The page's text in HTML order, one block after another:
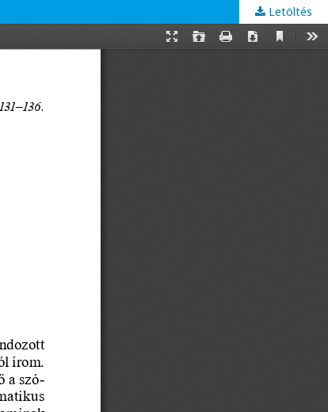
Letöltés